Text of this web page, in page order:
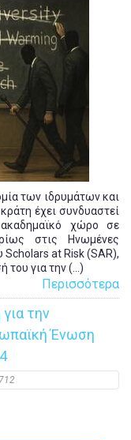
των ιδρυμάτων και
έχει συνδυαστεί
χώρο σε
στις Ηνωμένες
Scholars at Risk (SAR),
του για την (...)
Περισσότερα
την
Ένωση